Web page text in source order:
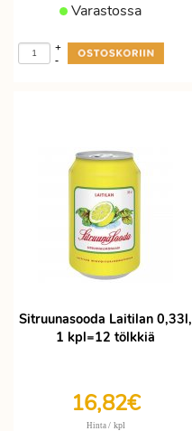
Varastossa
-
+
Sitruunasooda Laitilan 0,33l,
1 kpl=12 tölkkiä
16,82€
Hinta / kpl